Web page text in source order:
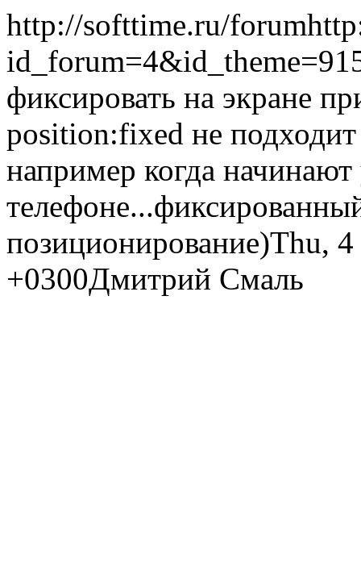
http://softtime.ru/forum
фиксировать на экране
position:fixed не
например когда начинают
телефоне...
позиционирование)Thu, 4
+0300Дмитрий Смаль